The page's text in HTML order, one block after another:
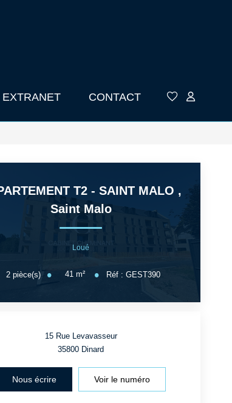
EXTRANET CONTACT
T2 - SAINT MALO ,
Saint Malo
Loué
2pièce(s) 41m² Réf :GEST390
15 Rue Levavasseur
35800 Dinard
Nous écrire Voir le numéro